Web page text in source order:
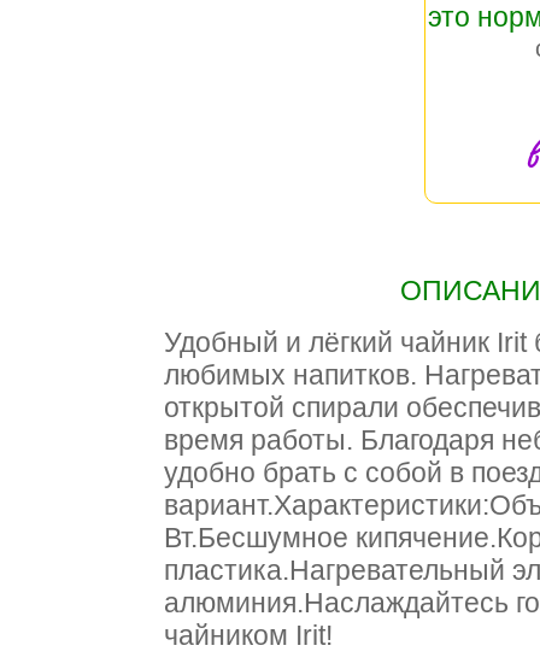
это
Удобный и лёгкий чайник Irit
любимых напитков.
открытой спирали
время работы. Благодаря
удобно брать с собой в
Вт.Бесшумное
пластика.Нагревательный
алюминия.Наслаждайтесь
чайником Irit!